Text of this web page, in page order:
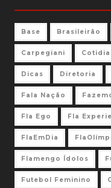
Base Brasileirão
Carpegiani
Dicas Diretoria
Fala Nação
Fla Ego Fla
FlaEmDia
Flamengo Ídolos
Futebol Feminino